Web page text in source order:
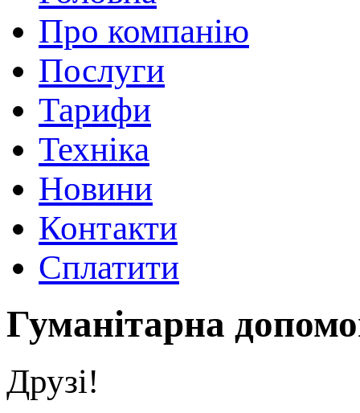
Про компанію
Послуги
Тарифи
Техніка
Новини
Контакти
Сплатити
Гуманітарна
Друзі!